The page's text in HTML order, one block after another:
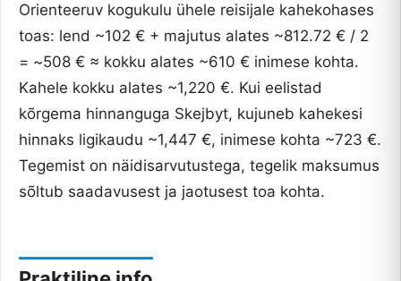
Orienteeruv kogukulu ühele reisijale kahekohases
toas: lend ~102 € + majutus alates ~812.72 € / 2
= ~508 € ≈ kokku alates ~610 € inimese kohta.
Kahele kokku alates ~1,220 €. Kui eelistad
kõrgema hinnanguga Skejbyt, kujuneb kahekesi
hinnaks ligikaudu ~1,447 €, inimese kohta ~723 €.
Tegemist on näidisarvutustega, tegelik maksumus
sõltub saadavusest ja jaotusest toa kohta.